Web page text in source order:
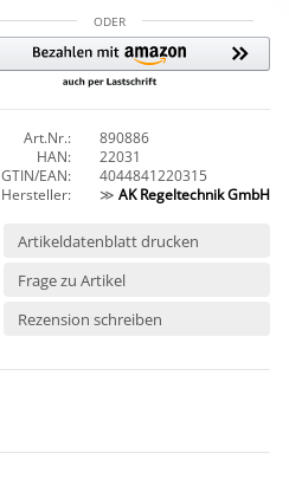
ODER
Art.Nr.:
890886
HAN:
22031
GTIN/EAN:
4044841220315
Hersteller:
≫ AK Regeltechnik GmbH
Artikeldatenblatt drucken
Frage zu Artikel
Rezension schreiben